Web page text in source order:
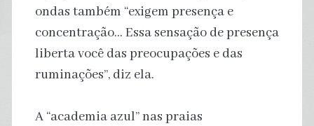
ondas também “exigem presença e
concentração… Essa sensação de presença
liberta você das preocupações e das
ruminações”, diz ela.
A “academia azul” nas praias